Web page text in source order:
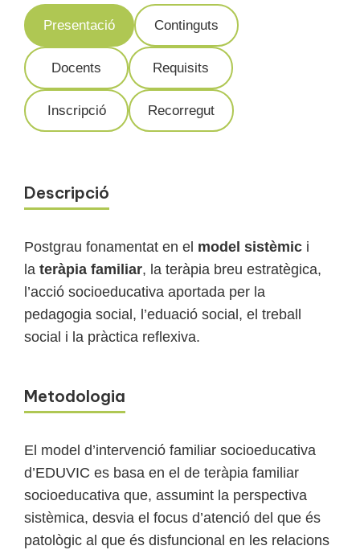
Presentació Continguts
Docents Requisits
Inscripció Recorregut
Descripció
Postgrau fonamentat en el model sistèmic i
la teràpia familiar, la teràpia breu estratègica,
l’acció socioeducativa aportada per la
pedagogia social, l’eduació social, el treball
social i la pràctica reflexiva.
Metodologia
El model d’intervenció familiar socioeducativa
d’EDUVIC es basa en el de teràpia familiar
socioeducativa que, assumint la perspectiva
sistèmica, desvia el focus d’atenció del que és
patològic al que és disfuncional en les relacions